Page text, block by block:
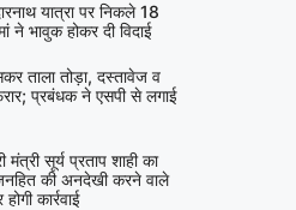
यात्रा पर निकले 18
ने भावुक होकर दी विदाई
ताला तोड़ा, दस्तावेज व
प्रबंधक ने एसपी से लगाई
मंत्री सूर्य प्रताप शाही का
की अनदेखी करने वाले
कार्रवाई